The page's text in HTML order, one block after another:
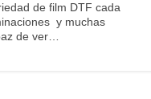
de film DTF cada
y muchas
de ver…